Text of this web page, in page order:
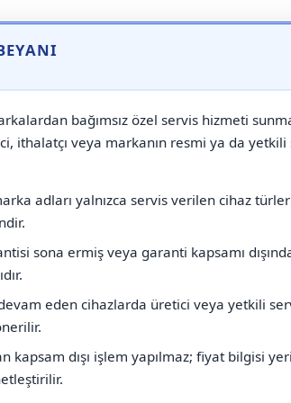
bağımsız özel servis hizmeti
ithalatçı veya markanın resmi ya da yetkili
adları yalnızca servis verilen cihaz
sona ermiş veya garanti kapsamı
eden cihazlarda üretici veya yetkili
kapsam dışı işlem yapılmaz; fiyat bilgisi
⚠️ Markadan Bağımsız "Özel
Servisi